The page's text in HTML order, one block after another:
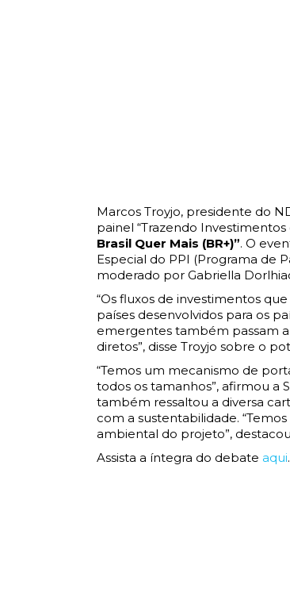
Marcos Troyjo, presidente do
painel “Trazendo
Brasil Quer Mais (BR+)”. O
Especial do PPI (Programa de
moderado por Gabriella
“Os fluxos de investimentos
países desenvolvidos para os
emergentes também passam
diretos”, disse Troyjo sobre o
“Temos um mecanismo de
todos os tamanhos”, afirmou a
também ressaltou a diversa
com a sustentabilidade.
ambiental do projeto”,
Assista a íntegra do debate aqui.